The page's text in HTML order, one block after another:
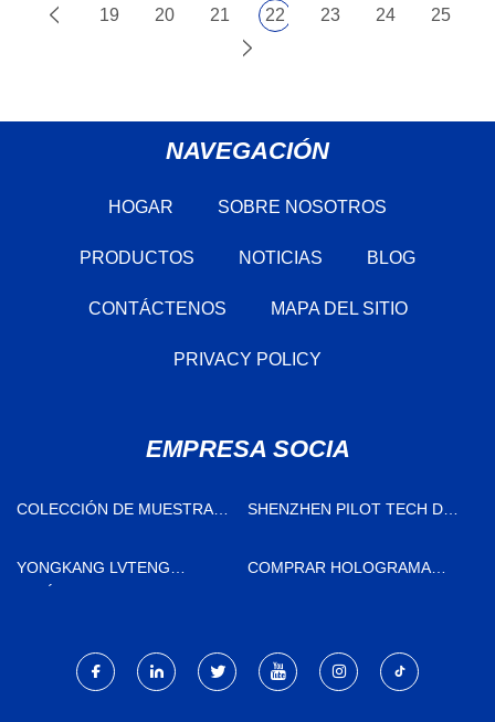
19 20 21 22 23 24 25
NAVEGACIÓN
HOGAR SOBRE NOSOTROS
PRODUCTOS NOTICIAS BLOG
CONTÁCTENOS MAPA DEL SITIO
PRIVACY POLICY
EMPRESA SOCIA
COLECCIÓN DE MUESTRAS
SHENZHEN PILOT TECH DEV
YONGKANG LVTENG
COMPRAR HOLOGRAMA